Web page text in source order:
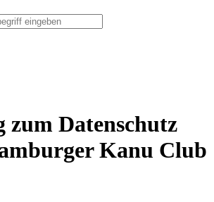
Datenschutz
Kanu Club